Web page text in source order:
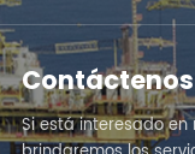
Contáctenos
Si está interesado